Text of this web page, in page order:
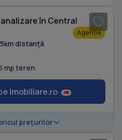
în Central
Agenție
distanță
mp teren
Imobiliare.ro
prețurilor